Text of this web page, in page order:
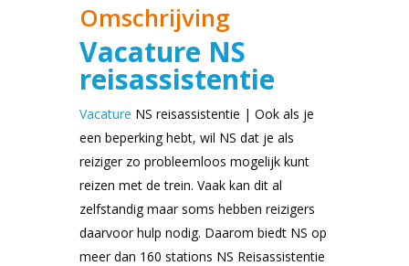
Omschrijving
Vacature NS
reisassistentie
Vacature NS reisassistentie | Ook als je
een beperking hebt, wil NS dat je als
reiziger zo probleemloos mogelijk kunt
reizen met de trein. Vaak kan dit al
zelfstandig maar soms hebben reizigers
daarvoor hulp nodig. Daarom biedt NS op
meer dan 160 stations NS Reisassistentie